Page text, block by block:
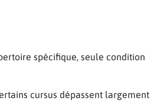
spécifique, seule condition
cursus dépassent largement